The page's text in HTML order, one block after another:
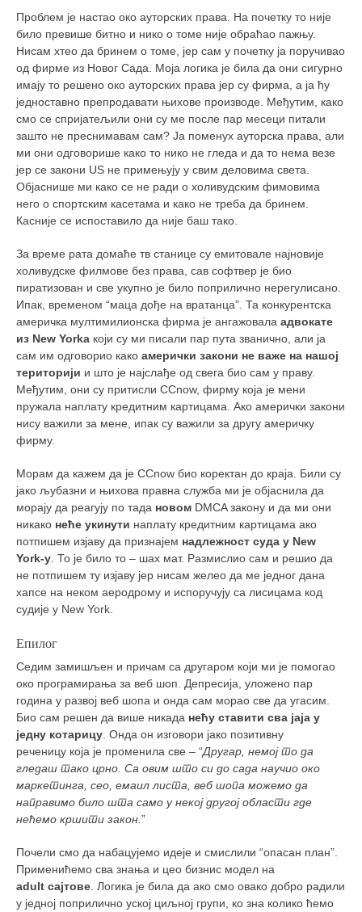
Проблем је настао око ауторских права. На почетку то није
било превише битно и нико о томе није обраћао пажњу.
Нисам хтео да бринем о томе, јер сам у почетку ја поручивао
од фирме из Новог Сада. Моја логика је била да они сигурно
имају то решено око ауторских права јер су фирма, а ја ћу
једноставно препродавати њихове производе. Међутим, како
смо се спријатељили они су ме после пар месеци питали
зашто не преснимавам сам? Ја поменух ауторска права, али
ми они одговорише како то нико не гледа и да то нема везе
јер се закони US не примењују у свим деловима света.
Објаснише ми како се не ради о холивудским фимовима
него о спортским касетама и како не треба да бринем.
Касније се испоставило да није баш тако.
За време рата домаће тв станице су емитовале најновије
холивудске филмове без права, сав софтвер је био
пиратизован и све укупно је било поприлично нерегулисано.
Ипак, временом “маца дође на вратанца”. Та конкурентска
америчка мултимилионска фирма је ангажовала адвокате
из New Yorka који су ми писали пар пута званично, али ја
сам им одговорио како амерички закони не важе на нашој
територији и што је најслађе од свега био сам у праву.
Међутим, они су притисли CCnow, фирму која је мени
пружала наплату кредитним картицама. Ако амерички закони
нису важили за мене, ипак су важили за другу америчку
фирму.
Морам да кажем да је CCnow био коректан до краја. Били су
јако љубазни и њихова правна служба ми је објаснила да
морају да реагују по тада новом DMCA закону и да ми они
никако неће укинути наплату кредитним картицама ако
потпишем изјаву да признајем надлежност суда у New
York-у . То је било то – шах мат. Размислио сам и решио да
не потпишем ту изјаву јер нисам желео да ме једног дана
хапсе на неком аеродрому и испоручују са лисицама код
судије у New York.
Епилог
Седим замишљен и причам са другаром који ми је помогао
око програмирања за веб шоп. Депресија, уложено пар
година у развој веб шопа и онда сам морао све да угасим.
Био сам решен да више никада нећу ставити сва јаја у
једну котарицу . Онда он изговори јако позитивну
реченицу која је променила све – “Другар, немој то да
гледаш тако црно. Са овим што си до сада научио око
маркетинга, сео, емаил листа, веб шопа можемо да
направимо било шта само у некој другој области где
нећемо кршити закон. ”
Почели смо да набацујемо идеје и смислили “опасан план”.
Применићемо сва знања и цео бизнис модел на
adult сајтове . Логика је била да ако смо овако добро радили
у једној поприлично уској циљној групи, ко зна колико ћемо